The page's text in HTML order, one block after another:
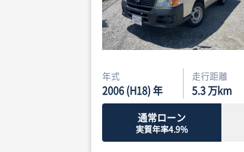
年式
2006 (H18) 年
走行距離
5.3万km
通常ローン
実質年率4.9%